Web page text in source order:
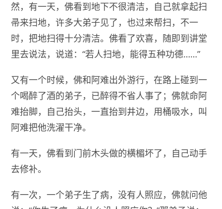
然，有一天，佛看到地下不很清洁，自己就拿起扫
帚来扫地，许多大弟子见了，也过来帮扫，不一
时，把地扫得十分清洁。佛看了欢喜，随即到讲堂
里去说法，说道：“若人扫地，能得五种功德……”
又有一个时候，佛和阿难出外游行，在路上碰到一
个喝醉了酒的弟子，已醉得不省人事了；佛就命阿
难抬脚，自己抬头，一直抬到井边，用桶吸水，叫
阿难把他洗濯干净。
有一天，佛看到门前木头做的横楣坏了，自己动手
去修补。
有一次，一个弟子生了病，没有人照应，佛就问他